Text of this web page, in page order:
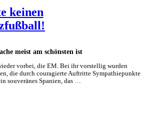
meist am schönsten ist
keinen
vorbei, die EM. Bei ihr vorstellig wurden
die durch couragierte Auftritte Sympathiepunkte
souveränes Spanien, das …